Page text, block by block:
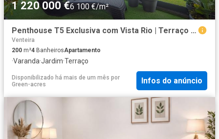
1 220 000 €6 100 €/m²
Penthouse T5 Exclusiva com Vista Rio | Terraço Privativo 200m² Venteira
Venteira
200 m²4 BanheirosApartamento
·Varanda·Jardim·Terraço
Disponibilizado há mais de um mês por
Green-acres
Infos do anúncio